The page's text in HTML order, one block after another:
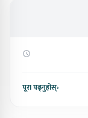
पूरा पढ्नुहोस्›